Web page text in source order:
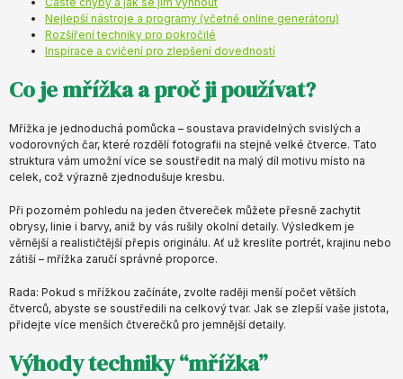
Nejlepší nástroje a programy (včetně online generátoru)
Rozšíření techniky pro pokročilé
Inspirace a cvičení pro zlepšení dovedností
Co je mřížka a proč ji používat?
Mřížka je jednoduchá pomůcka – soustava pravidelných svislých a
vodorovných čar, které rozdělí fotografii na stejně velké čtverce. Tato
struktura vám umožní více se soustředit na malý díl motivu místo na
celek, což výrazně zjednodušuje kresbu.
Při pozorném pohledu na jeden čtvereček můžete přesně zachytit
obrysy, linie i barvy, aniž by vás rušily okolní detaily. Výsledkem je
věrnější a realističtější přepis originálu. Ať už kreslíte portrét, krajinu nebo
zátiší – mřížka zaručí správné proporce.
Rada: Pokud s mřížkou začínáte, zvolte raději menší počet větších
čtverců, abyste se soustředili na celkový tvar. Jak se zlepší vaše jistota,
přidejte více menších čtverečků pro jemnější detaily.
Výhody techniky “mřížka”